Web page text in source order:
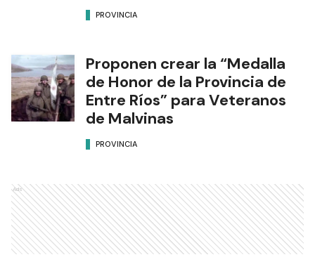
PROVINCIA
Proponen crear la “Medalla
de Honor de la Provincia de
Entre Ríos” para Veteranos
de Malvinas
PROVINCIA
Ads